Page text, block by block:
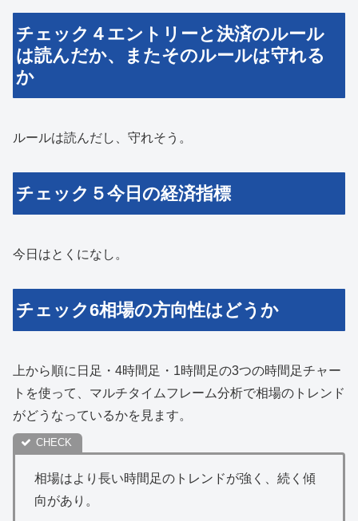
チェック４エントリーと決済のルール
は読んだか、またそのルールは守れる
か
ルールは読んだし、守れそう。
チェック５今日の経済指標
今日はとくになし。
チェック6相場の方向性はどうか
上から順に日足・4時間足・1時間足の3つの時間足チャー
トを使って、マルチタイムフレーム分析で相場のトレンド
がどうなっているかを見ます。
相場はより長い時間足のトレンドが強く、続く傾
向があり。